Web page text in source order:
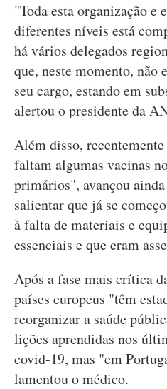
"Toda esta organização e
diferentes níveis está
há vários delegados
que, neste momento, não
seu cargo, estando em
alertou o presidente da
Além disso,
faltam algumas vacinas
primários", avançou
salientar que já se
à falta de materiais e
essenciais e que eram
Após a fase mais crítica
países europeus "têm
reorganizar a saúde
lições aprendidas nos
covid-19, mas "em
lamentou o médico.